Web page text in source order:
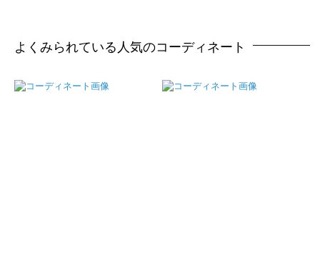
よくみられている人気のコーディネート